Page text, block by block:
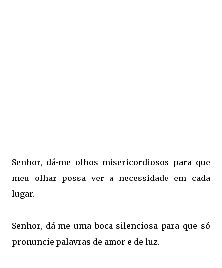
Senhor, dá-me olhos misericordiosos para que
meu olhar possa ver a necessidade em cada
lugar.
Senhor, dá-me uma boca silenciosa para que só
pronuncie palavras de amor e de luz.